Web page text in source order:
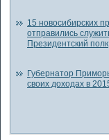
15 новосибирских
отправились
Президентский полк
Губернатор
своих доходах в